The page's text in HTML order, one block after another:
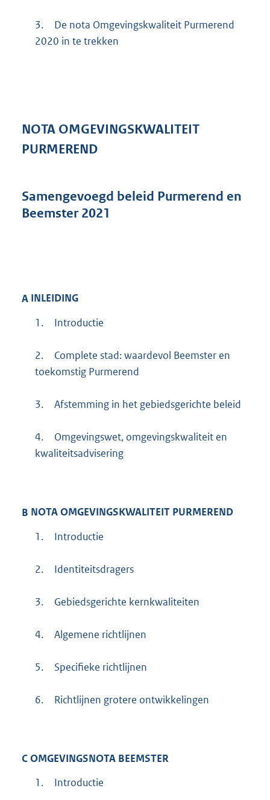
3.
De nota Omgevingskwaliteit Purmerend
2020 in te trekken
NOTA OMGEVINGSKWALITEIT
PURMEREND
Samengevoegd beleid Purmerend en
Beemster 2021
A INLEIDING
1.
Introductie
2.
Complete stad: waardevol Beemster en
toekomstig Purmerend
3. Afstemming in het gebiedsgerichte beleid
4.
Omgevingswet, omgevingskwaliteit en
kwaliteitsadvisering
B NOTA OMGEVINGSKWALITEIT PURMEREND
1.
Introductie
2. Identiteitsdragers
3. Gebiedsgerichte kernkwaliteiten
4. Algemene richtlijnen
5. Specifieke richtlijnen
6. Richtlijnen grotere ontwikkelingen
COMGEVINGSNOTA BEEMSTER
1.
Introductie